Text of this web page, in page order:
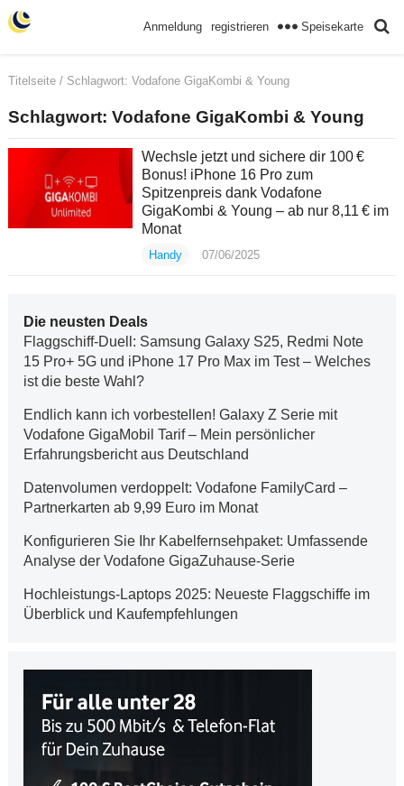
Anmeldung registrieren Speisekarte
Titelseite/ Schlagwort: Vodafone GigaKombi & Young
Schlagwort: Vodafone GigaKombi & Young
Wechsle jetzt und sichere dir 100 €
Bonus! iPhone 16 Pro zum
Spitzenpreis dank Vodafone
GigaKombi & Young – ab nur 8,11 € im
Monat
Handy 07/06/2025
Die neusten Deals
Flaggschiff-Duell: Samsung Galaxy S25, Redmi Note
15 Pro+ 5G und iPhone 17 Pro Max im Test – Welches
ist die beste Wahl?
Endlich kann ich vorbestellen! Galaxy Z Serie mit
Vodafone GigaMobil Tarif – Mein persönlicher
Erfahrungsbericht aus Deutschland
Datenvolumen verdoppelt: Vodafone FamilyCard –
Partnerkarten ab 9,99 Euro im Monat
Konfigurieren Sie Ihr Kabelfernsehpaket: Umfassende
Analyse der Vodafone GigaZuhause-Serie
Hochleistungs-Laptops 2025: Neueste Flaggschiffe im
Überblick und Kaufempfehlungen